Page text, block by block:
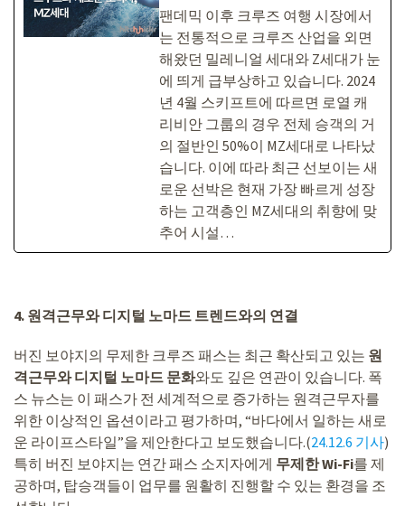
팬데믹 이후 크루즈 여행 시장에서
는 전통적으로 크루즈 산업을 외면
해왔던 밀레니얼 세대와 Z세대가 눈
에 띄게 급부상하고 있습니다. 2024
년 4월 스키프트에 따르면 로열 캐
리비안 그룹의 경우 전체 승객의 거
의 절반인 50%이 MZ세대로 나타났
습니다. 이에 따라 최근 선보이는 새
로운 선박은 현재 가장 빠르게 성장
하는 고객층인 MZ세대의 취향에 맞
추어 시설…
4. 원격근무와 디지털 노마드 트렌드와의 연결
버진 보야지의 무제한 크루즈 패스는 최근 확산되고 있는 원
격근무와 디지털 노마드 문화와도 깊은 연관이 있습니다. 폭
스 뉴스는 이 패스가 전 세계적으로 증가하는 원격근무자를
위한 이상적인 옵션이라고 평가하며, “바다에서 일하는 새로
운 라이프스타일”을 제안한다고 보도했습니다.(24.12.6 기사)
특히 버진 보야지는 연간 패스 소지자에게 무제한 Wi-Fi를 제
공하며, 탑승객들이 업무를 원활히 진행할 수 있는 환경을 조